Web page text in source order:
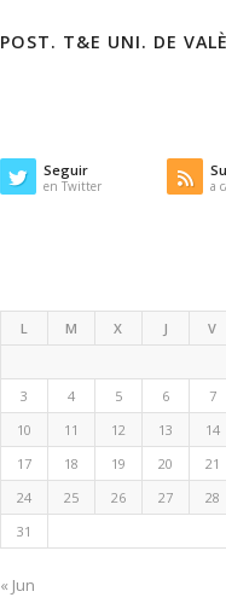
POST. T&E UNI. DE
Seguir
en Twitter a
L M X J V
3
4 5 6 7
10
11 12 13 14
17
18 19 20 21
24
25 26 27 28
31
« Jun